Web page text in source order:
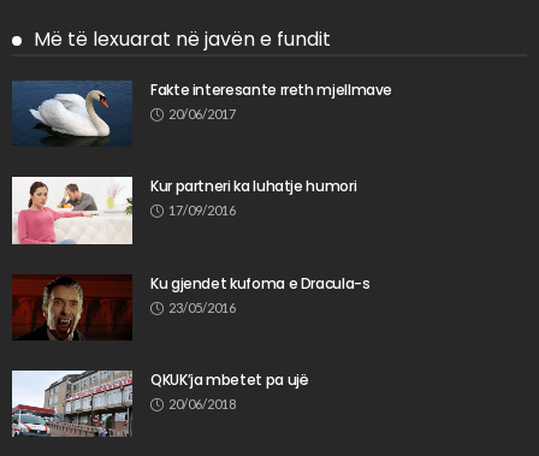
Më të lexuarat në javën e fundit
Fakte interesante rreth mjellmave
20/06/2017
Kur partneri ka luhatje humori
17/09/2016
Ku gjendet kufoma e Dracula-s
23/05/2016
QKUK’ja mbetet pa ujë
20/06/2018